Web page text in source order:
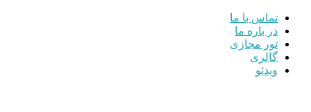
تماس با ما
در باره ما
تور مجازی
گالری
ویدئو